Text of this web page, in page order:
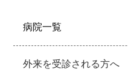
病院一覧
外来を受診される方へ